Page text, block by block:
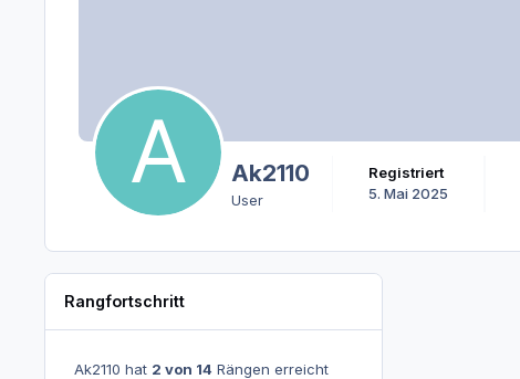
Ak2110
User
Registriert
5. Mai 2025
Rangfortschritt
Ak2110 hat 2 von 14 Rängen erreicht